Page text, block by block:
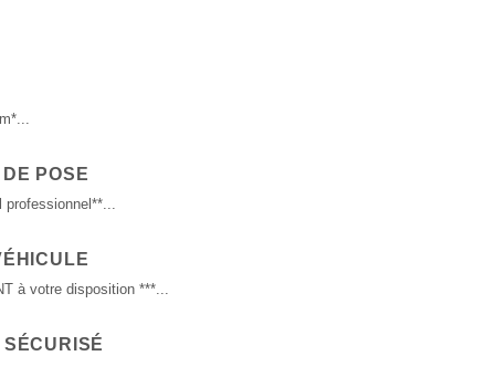
POSE
professionnel**...
à votre disposition ***...
SÉCURISÉ